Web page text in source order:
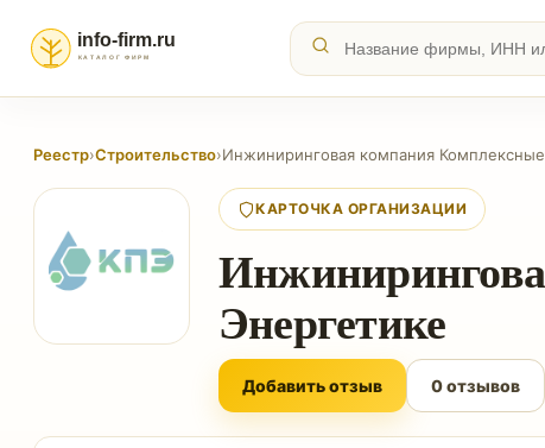
Реестр›Строительство›Инжиниринговая компания
КАРТОЧКА ОРГАНИЗАЦИИ
Энергетике
Добавить отзыв 0 отзывов